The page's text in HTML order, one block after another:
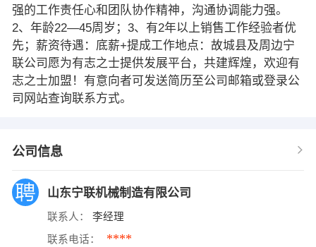
强的工作责任心和团队协作精神，沟通协调能力强。
2、年龄22—45周岁；3、有2年以上销售工作经验者优
先；薪资待遇：底薪+提成工作地点：故城县及周边宁
联公司愿为有志之士提供发展平台，共建辉煌，欢迎有
志之士加盟！有意向者可发送简历至公司邮箱或登录公
司网站查询联系方式。
公司信息
山东宁联机械制造有限公司
联系人： 李经理
联系电话： ****